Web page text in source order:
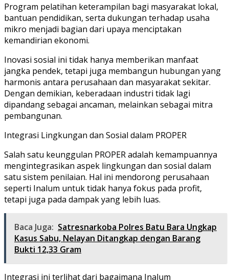
Program pelatihan keterampilan bagi masyarakat lokal,
bantuan pendidikan, serta dukungan terhadap usaha
mikro menjadi bagian dari upaya menciptakan
kemandirian ekonomi.
Inovasi sosial ini tidak hanya memberikan manfaat
jangka pendek, tetapi juga membangun hubungan yang
harmonis antara perusahaan dan masyarakat sekitar.
Dengan demikian, keberadaan industri tidak lagi
dipandang sebagai ancaman, melainkan sebagai mitra
pembangunan.
Integrasi Lingkungan dan Sosial dalam PROPER
Salah satu keunggulan PROPER adalah kemampuannya
mengintegrasikan aspek lingkungan dan sosial dalam
satu sistem penilaian. Hal ini mendorong perusahaan
seperti Inalum untuk tidak hanya fokus pada profit,
tetapi juga pada dampak yang lebih luas.
Baca Juga: Satresnarkoba Polres Batu Bara Ungkap
Kasus Sabu, Nelayan Ditangkap dengan Barang
Bukti 12,33 Gram
Integrasi ini terlihat dari bagaimana Inalum